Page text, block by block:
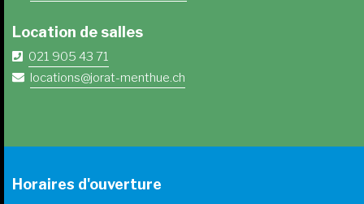
Location de salles
021 905 43 71
locations@jorat-menthue.ch
Horaires d'ouverture